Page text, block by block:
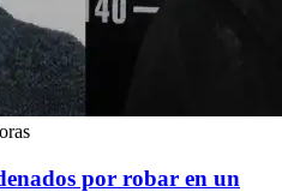
por robar en un